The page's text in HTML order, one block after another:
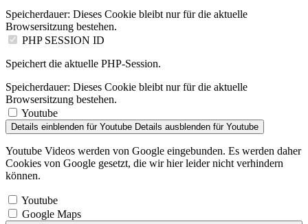
Speicherdauer: Dieses Cookie bleibt nur für die aktuelle
Browsersitzung bestehen.
PHP SESSION ID
Speichert die aktuelle PHP-Session.
Speicherdauer: Dieses Cookie bleibt nur für die aktuelle
Browsersitzung bestehen.
Youtube
Details einblenden für Youtube Details ausblenden für Youtube
Youtube Videos werden von Google eingebunden. Es werden daher
Cookies von Google gesetzt, die wir hier leider nicht verhindern
können.
Youtube
Google Maps